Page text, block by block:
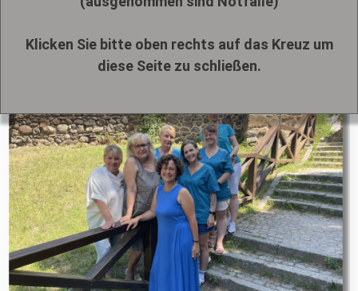
unter03338 8648.
Klicken Sie bitte oben rechts auf das Kreuz um
diese Seite zu schließen.